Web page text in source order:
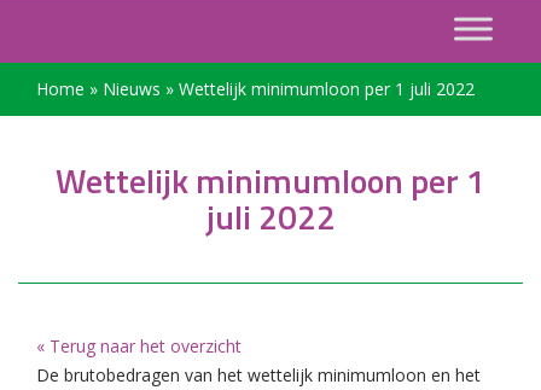
Home » Nieuws » Wettelijk minimumloon per 1 juli 2022
Wettelijk minimumloon per 1
juli 2022
« Terug naar het overzicht
De brutobedragen van het wettelijk minimumloon en het